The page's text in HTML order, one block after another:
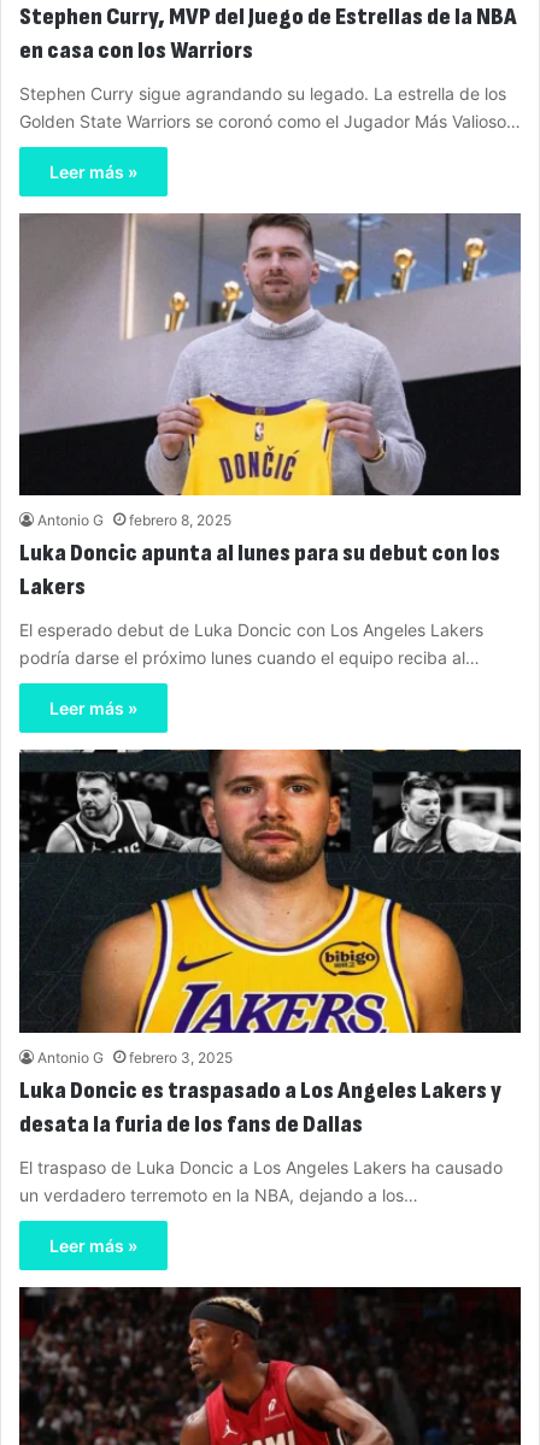
Stephen Curry, MVP del Juego de Estrellas de la NBA
en casa con los Warriors
Stephen Curry sigue agrandando su legado. La estrella de los
Golden State Warriors se coronó como el Jugador Más Valioso…
Leer más »
Antonio G febrero 8, 2025
Luka Doncic apunta al lunes para su debut con los
Lakers
El esperado debut de Luka Doncic con Los Angeles Lakers
podría darse el próximo lunes cuando el equipo reciba al…
Leer más »
Antonio G febrero 3, 2025
Luka Doncic es traspasado a Los Angeles Lakers y
desata la furia de los fans de Dallas
El traspaso de Luka Doncic a Los Angeles Lakers ha causado
un verdadero terremoto en la NBA, dejando a los…
Leer más »